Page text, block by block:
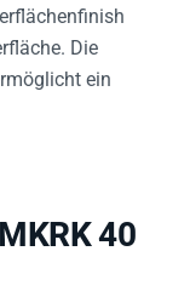
Die
ein
40